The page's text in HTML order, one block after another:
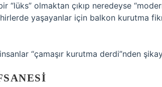
“lüks” olmaktan çıkıp neredeyse
yaşayanlar için balkon kurutma
“çamaşır kurutma derdi”nden